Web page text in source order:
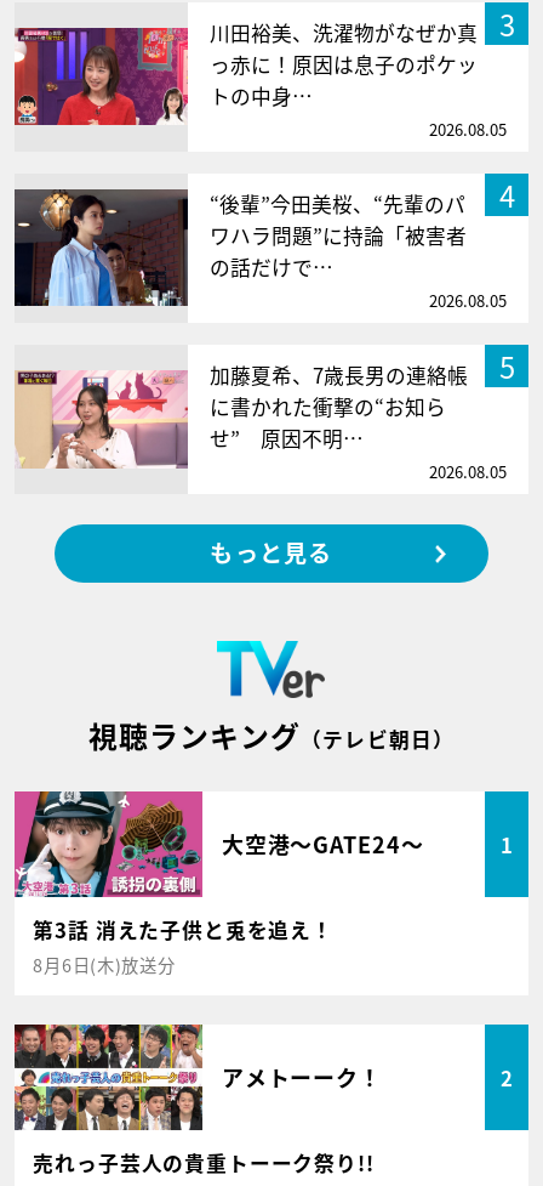
3
川田裕美、洗濯物がなぜか真
っ赤に！原因は息子のポケッ
トの中身…
2026.08.05
4
“後輩”今田美桜、“先輩のパ
ワハラ問題”に持論「被害者
の話だけで…
2026.08.05
5
加藤夏希、7歳長男の連絡帳
に書かれた衝撃の“お知ら
せ” 原因不明…
2026.08.05
もっと見る
視聴ランキング （テレビ朝日）
大空港～GATE24～ 1
第3話 消えた子供と兎を追え！
8月6日(木)放送分
アメトーーク！ 2
売れっ子芸人の貴重トーーク祭り!!